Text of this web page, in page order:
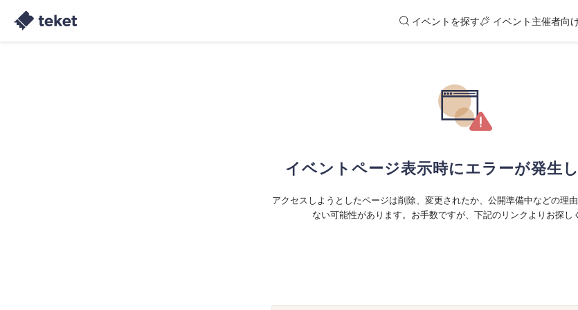
イベントを探す イベント主催者向
イベントページ表示時にエラーが発生し
アクセスしようとしたページは削除、変更されたか、公開準備中などの理
ない可能性があります。お手数ですが、下記のリンクよりお探し